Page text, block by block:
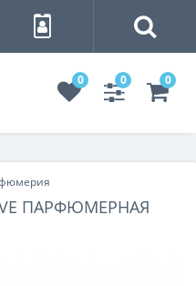
0 0 0
ПАРФЮМЕРНАЯ